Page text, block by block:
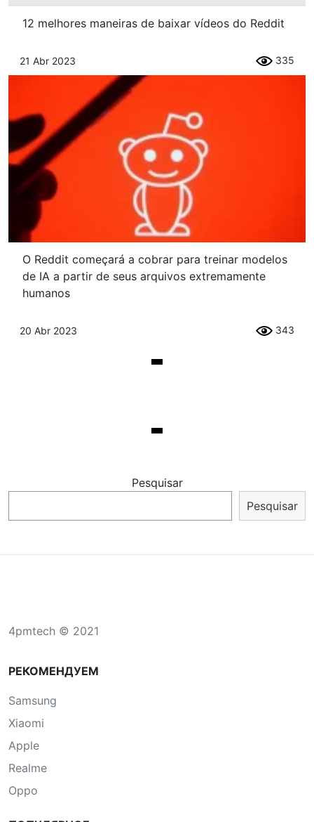
12 melhores maneiras de baixar vídeos do Reddit
21 Abr 2023 335
O Reddit começará a cobrar para treinar modelos
de IA a partir de seus arquivos extremamente
humanos
20 Abr 2023 343
Pesquisar
Pesquisar
4pmtech © 2021
РЕКОМЕНДУЕМ
Samsung
Xiaomi
Apple
Realme
Oppo